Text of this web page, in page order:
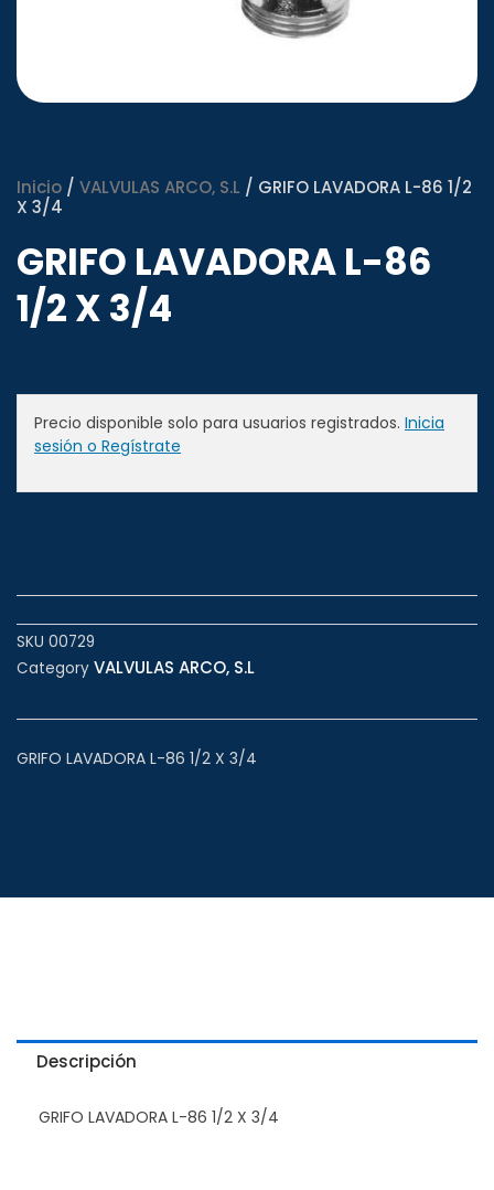
Inicio / VALVULAS ARCO, S.L / GRIFO LAVADORA L-86 1/2
X 3/4
GRIFO LAVADORA L-86
1/2 X 3/4
Precio disponible solo para usuarios registrados. Inicia
sesión o Regístrate
SKU 00729
Category VALVULAS ARCO, S.L
GRIFO LAVADORA L-86 1/2 X 3/4
Descripción
GRIFO LAVADORA L-86 1/2 X 3/4